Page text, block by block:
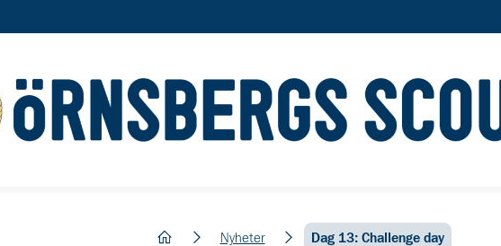
hem Nyheter Dag 13: Challenge day